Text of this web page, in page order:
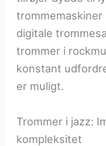
trommemaskiner
digitale
trommer i
konstant
er muligt.
Trommer i jazz:
kompleksitet